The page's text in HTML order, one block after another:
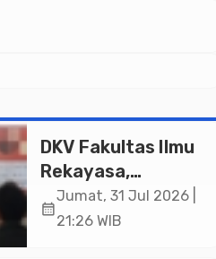
DKV Fakultas Ilmu
Rekayasa,
Universitas
Paramadina Gelar
calendar_month
Jumat, 31 Jul 2026 |
21:26 WIB